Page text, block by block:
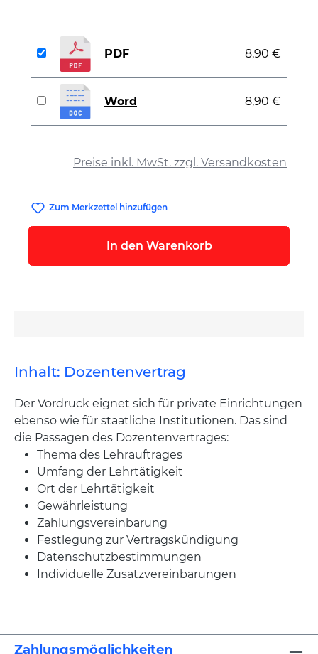
Preise inkl. MwSt. zzgl. Versandkosten
PDF 8,90 €
Word 8,90 €
Zum Merkzettel hinzufügen
In den Warenkorb
Inhalt: Dozentenvertrag
Der Vordruck eignet sich für private Einrichtungen
ebenso wie für staatliche Institutionen. Das sind
die Passagen des Dozentenvertrages:
Thema des Lehrauftrages
Umfang der Lehrtätigkeit
Ort der Lehrtätigkeit
Gewährleistung
Zahlungsvereinbarung
Festlegung zur Vertragskündigung
Datenschutzbestimmungen
Individuelle Zusatzvereinbarungen
Zahlungsmöglichkeiten